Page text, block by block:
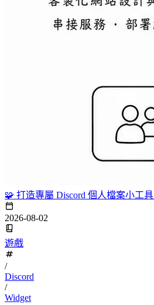
🧩 打造專屬 Discord 個人檔案小工具
2026-08-02
遊戲
/
Discord
/
Widget